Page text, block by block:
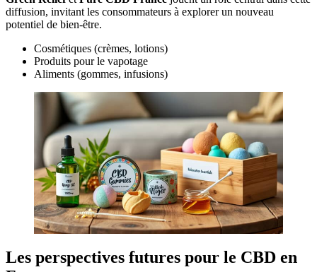
diffusion, invitant les consommateurs à explorer un nouveau
potentiel de bien-être.
Cosmétiques (crèmes, lotions)
Produits pour le vapotage
Aliments (gommes, infusions)
Les perspectives futures pour le CBD en